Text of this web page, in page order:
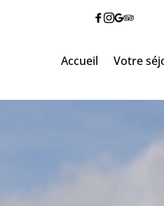
Accueil Votre